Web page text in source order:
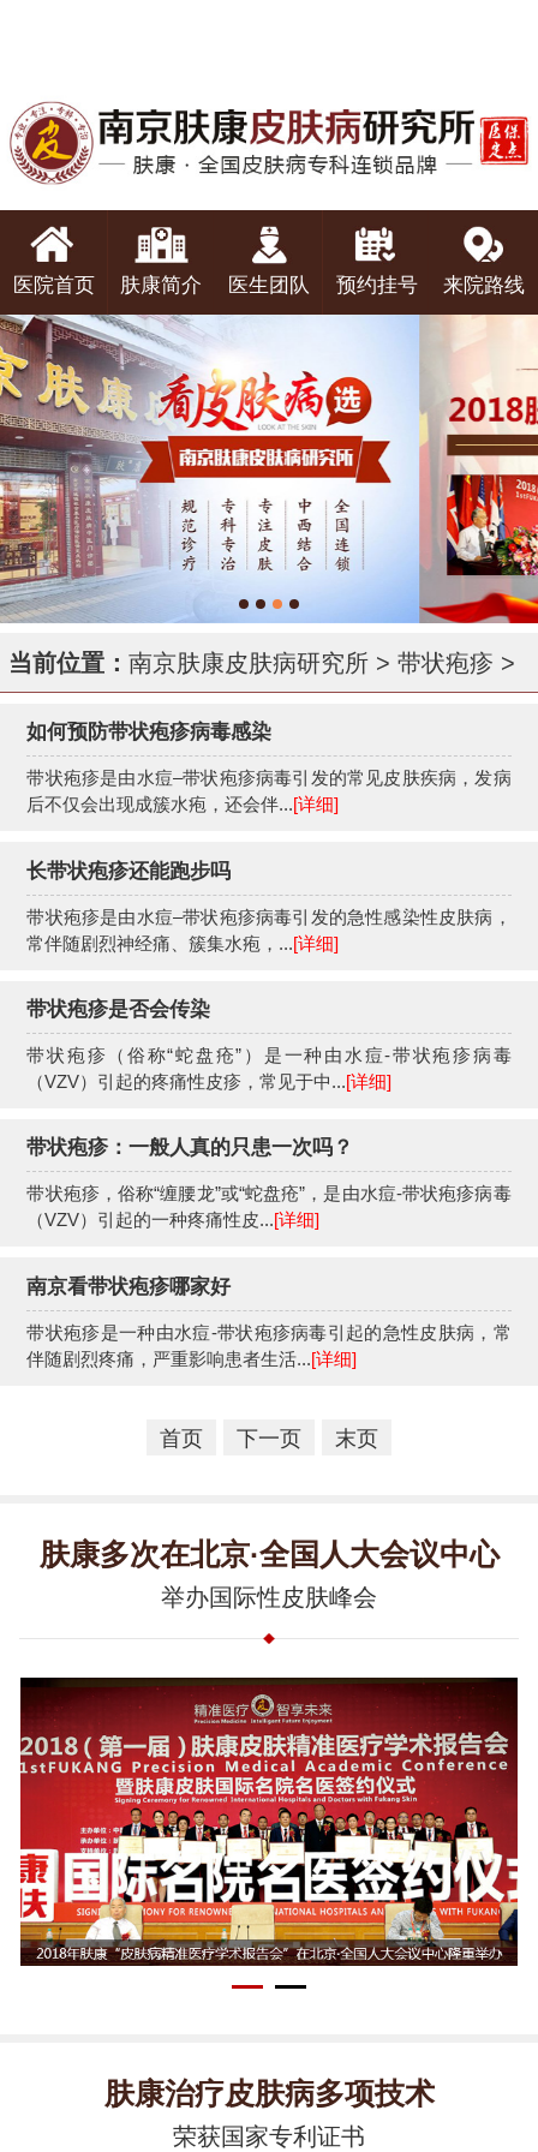
医院首页 肤康简介 医生团队 预约挂号 来院路线
当前位置： 南京肤康皮肤病研究所 > 带状疱疹 >
如何预防带状疱疹病毒感染
带状疱疹是由水痘–带状疱疹病毒引发的常见皮肤疾病，发病
后不仅会出现成簇水疱，还会伴...[详细]
长带状疱疹还能跑步吗
带状疱疹是由水痘–带状疱疹病毒引发的急性感染性皮肤病，
常伴随剧烈神经痛、簇集水疱，...[详细]
带状疱疹是否会传染
带状疱疹（俗称“蛇盘疮”）是一种由水痘-带状疱疹病毒
（VZV）引起的疼痛性皮疹，常见于中...[详细]
带状疱疹：一般人真的只患一次吗？
带状疱疹，俗称“缠腰龙”或“蛇盘疮”，是由水痘-带状疱疹病毒
（VZV）引起的一种疼痛性皮...[详细]
南京看带状疱疹哪家好
带状疱疹是一种由水痘-带状疱疹病毒引起的急性皮肤病，常
伴随剧烈疼痛，严重影响患者生活...[详细]
首页 下一页 末页
肤康多次在北京·全国人大会议中心
举办国际性皮肤峰会
肤康治疗皮肤病多项技术
荣获国家专利证书